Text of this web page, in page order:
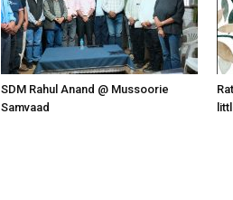
SDM Rahul Anand @ Mussoorie
Samvaad